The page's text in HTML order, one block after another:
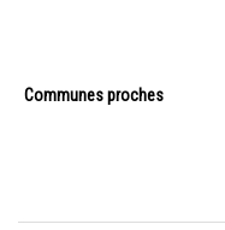
Communes proches